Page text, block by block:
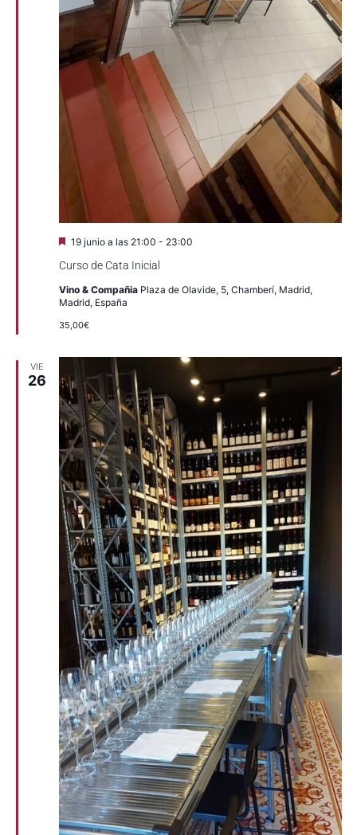
Curso de Cata Inicial
Destacado
19 junio a las 21:00 - 23:00
Vino & Compañia Plaza de Olavide, 5, Chamberí, Madrid,
Madrid, España
35,00€
VIE
26